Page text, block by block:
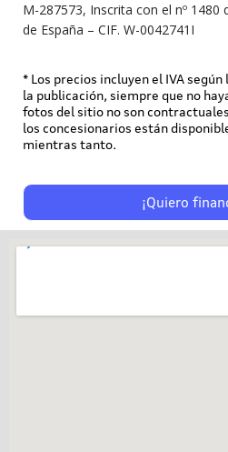
M-287573, Inscrita con el nº 1480
de España – CIF. W-0042741I
* Los precios incluyen el IVA
la publicación, siempre que no
fotos del sitio no son
los concesionarios están
mientras tanto.
¡Quiero